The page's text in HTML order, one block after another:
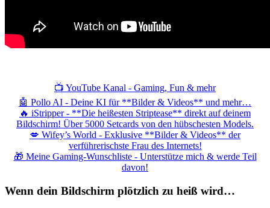
📺 YouTube Kanal - Gaming, Fun & mehr
🤖 Pollo AI - Deine KI für **Bilder & Videos** und mehr…
🔥 iStripper - **Die heißesten Striptease** direkt auf deinem
Bildschirm! Über 5000 Setcards von den hübschesten Models.
💋 Wifey’s World - Exklusive **Bilder & Videos** der
verführerischste Frau des Internets!
🎁 Meine Gaming-Wunschliste - Unterstütze mich & werde Teil
davon!
Wenn dein Bildschirm plötzlich zu heiß wird…